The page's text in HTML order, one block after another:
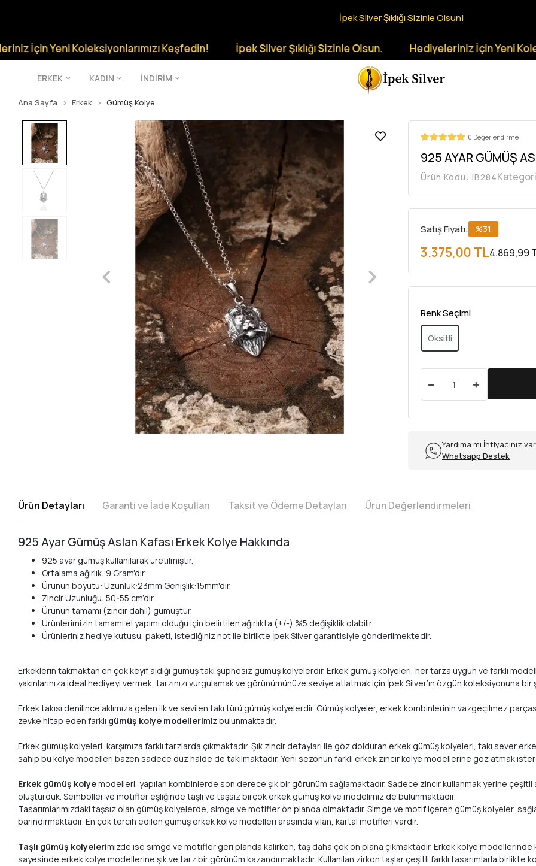
İpek Silver Şıklığı Sizinle Olsun!
Koleksiyonlarımızı Keşfedin! İpek Silver Şıklığı Sizinle Olsun. Hediyeleriniz İçin Yeni
ERKEK KADIN İNDİRİM
Ana Sayfa Erkek Gümüş Kolye
0 Değerlendirme
925 AYAR GÜMÜŞ
Ürün Kodu: IB284
Satış Fiyatı: %31
4.869,99
3.375,00 TL
Renk Seçimi
Oksitli
Yardıma mı İhtiyacınız
Whatsapp Destek
Ürün Detayları Garanti ve İade Koşulları Taksit ve Ödeme Detayları Ürün Değerlendirmeleri
925 Ayar Gümüş Aslan Kafası Erkek Kolye Hakkında
925 ayar gümüş kullanılarak üretilmiştir.
Ortalama ağırlık: 9 Gram'dır.
Ürünün boyutu: Uzunluk:23mm Genişlik:15mm'dir.
Zincir Uzunluğu: 50-55 cm’dir.
Ürünün tamamı (zincir dahil) gümüştür.
Ürünlerimizin tamamı el yapımı olduğu için belirtilen ağırlıkta (+/-) %5 değişiklik olabilir.
Ürünleriniz hediye kutusu, paketi, istediğiniz not ile birlikte İpek Silver garantisiyle gönderilmektedir.
Erkeklerin takmaktan en çok keyif aldığı gümüş takı şüphesiz gümüş kolyelerdir. Erkek gümüş kolyeleri, her tarza uygun ve farklı
yakınlarınıza ideal hediyeyi vermek, tarzınızı vurgulamak ve görünümünüze seviye atlatmak için İpek Silver’ın özgün koleksiyonuna
Erkek takısı denilince aklımıza gelen ilk ve sevilen takı türü gümüş kolyelerdir. Gümüş kolyeler, erkek kombinlerinin vazgeçilmez
zevke hitap eden farklı gümüş kolye modellerimiz bulunmaktadır.
Erkek gümüş kolyeleri, karşımıza farklı tarzlarda çıkmaktadır. Şık zincir detayları ile göz dolduran erkek gümüş kolyeleri, takı sever
sahip bu kolye modelleri bazen sadece düz halde de takılmaktadır. Yeni sezonun farklı erkek zincir kolye modellerine göz atmak
Erkek gümüş kolyemodelleri, yapılan kombinlerde son derece şık bir görünüm sağlamaktadır. Sadece zincir kullanmak yerine
oluşturduk. Semboller ve motifler eşliğinde taşlı ve taşsız birçok erkek gümüş kolye modelimiz de bulunmaktadır.
Tasarımlarımızdaki taşsız olan gümüş kolyelerde, simge ve motifler ön planda olmaktadır. Simge ve motif içeren gümüş kolyeler,
barındırmaktadır. En çok tercih edilen gümüş erkek kolye modelleri arasında yılan, kartal motifleri vardır.
Taşlı gümüş kolyelerimizde ise simge ve motifler geri planda kalırken, taş daha çok ön plana çıkmaktadır. Erkek kolye modellerinde
sayesinde erkek kolye modellerine şık ve tarz bir görünüm kazandırmaktadır. Kullanılan zirkon taşlar çeşitli farklı tasarımlarla birlikte